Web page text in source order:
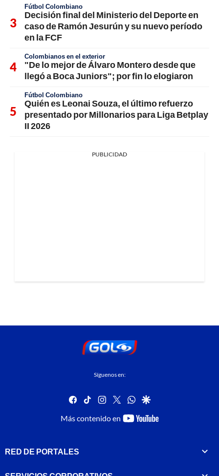
Fútbol Colombiano
Decisión final del Ministerio del Deporte en
caso de Ramón Jesurún y su nuevo período
en la FCF
Colombianos en el exterior
"De lo mejor de Álvaro Montero desde que
llegó a Boca Juniors"; por fin lo elogiaron
Fútbol Colombiano
Quién es Leonai Souza, el último refuerzo
presentado por Millonarios para Liga Betplay
II 2026
PUBLICIDAD
Síguenos en:
facebook
tiktok instagram
twitterwhatsapp
google
Más contenido en
youtube-
RED DE PORTALES